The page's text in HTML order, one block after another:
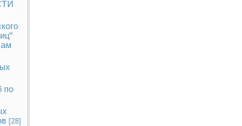
по
[28]